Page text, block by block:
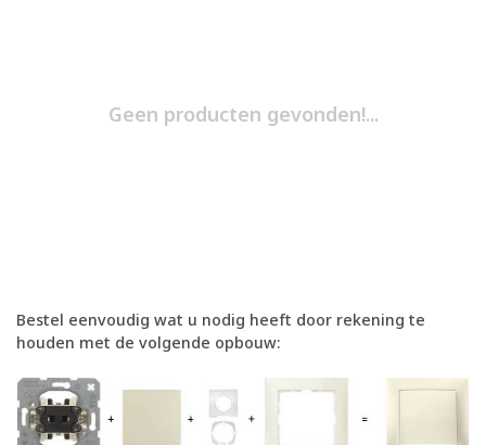
Geen producten gevonden!...
Bestel eenvoudig wat u nodig heeft door rekening te
houden met de volgende opbouw: